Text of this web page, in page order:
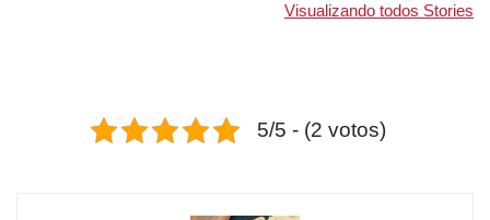
Visualizando todos Stories
5/5 - (2 votos)